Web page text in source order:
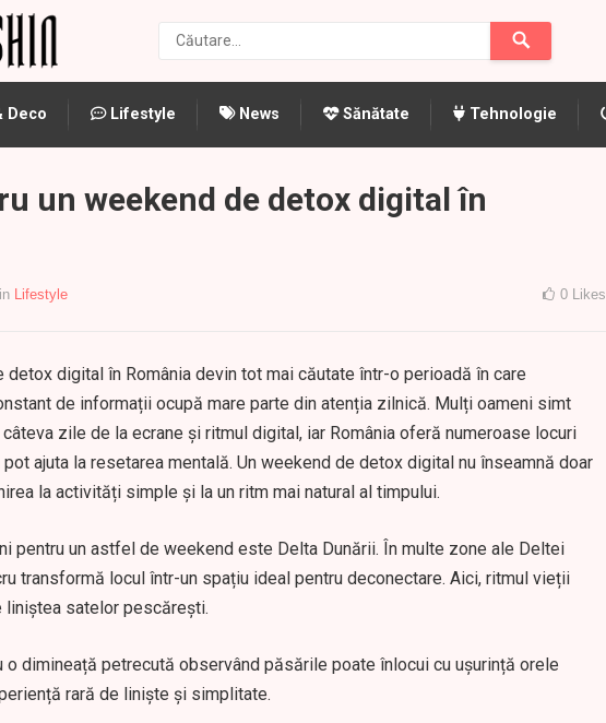
Deco Lifestyle News Sănătate Tehnologie
un weekend de detox digital în
in Lifestyle 0 Likes
detox digital în România devin tot mai căutate într-o perioadă în care
de informații ocupă mare parte din atenția zilnică. Mulți oameni simt
zile de la ecrane și ritmul digital, iar România oferă numeroase locuri
ajuta la resetarea mentală. Un weekend de detox digital nu înseamnă doar
la activități simple și la un ritm mai natural al timpului.
pentru un astfel de weekend este Delta Dunării. În multe zone ale Deltei
transformă locul într-un spațiu ideal pentru deconectare. Aici, ritmul vieții
liniștea satelor pescărești.
o dimineață petrecută observând păsările poate înlocui cu ușurință orele
rară de liniște și simplitate.